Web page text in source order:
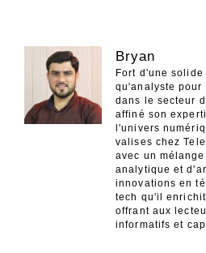
Bryan
Fort d'une
qu'analyste
dans le secteur
affiné son
l'univers
valises chez
avec un
analytique et
innovations en
tech qu'il
offrant aux
informatifs et